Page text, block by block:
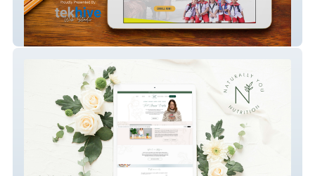
Sto. Niño Academy Inc.